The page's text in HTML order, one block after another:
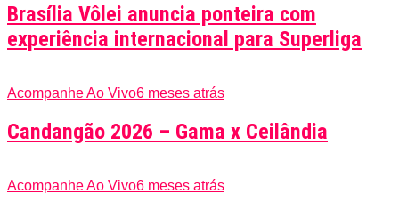
Brasília Vôlei anuncia ponteira com
experiência internacional para Superliga
Acompanhe Ao Vivo6 meses atrás
Candangão 2026 – Gama x Ceilândia
Acompanhe Ao Vivo6 meses atrás